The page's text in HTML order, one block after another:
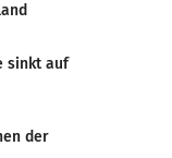
sinkt auf
der